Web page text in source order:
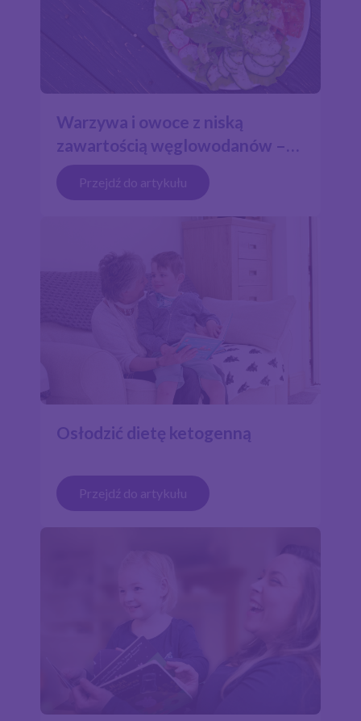
Warzywa i owoce z niską
zawartością węglowodanów –
które najlepiej wybierać do
posiłków na diecie ketogennej.
Przejdź do artykułu
Osłodzić dietę ketogenną
Przejdź do artykułu